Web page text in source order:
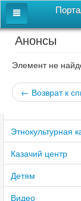
Главная
Дом дружбы
Новости
Этнокультурная
Казачий центр
Детям
Видео
Анонсы
Элемент не
← Возврат к